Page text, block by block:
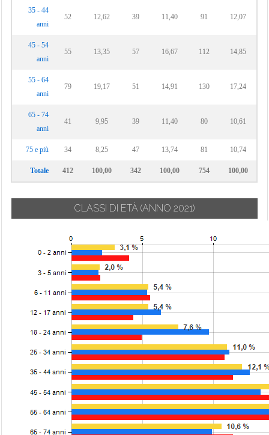
35 - 44
anni
52 12,62 39 11,40 91 12,07
45 - 54
anni
55 13,35 57 16,67 112 14,85
55 - 64
anni
79 19,17 51 14,91 130 17,24
65 - 74
anni
41 9,95 39 11,40 80 10,61
75 e più 34 8,25 47 13,74 81 10,74
Totale 412 100,00 342 100,00 754 100,00
CLASSI DI ETÀ (ANNO 2021)